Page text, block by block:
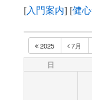
ン
ツ
へ
[入門案内] [健
2025 7月
日